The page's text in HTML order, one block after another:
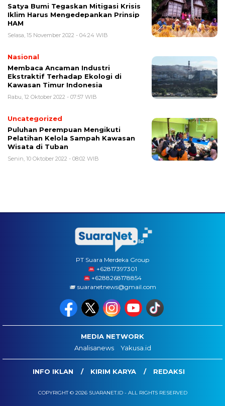
Satya Bumi Tegaskan Mitigasi Krisis
Iklim Harus Mengedepankan Prinsip
HAM
Selasa, 15 November 2022 - 04:24 WIB
Nasional
Membaca Ancaman Industri
Ekstraktif Terhadap Ekologi di
Kawasan Timur Indonesia
Rabu, 12 Oktober 2022 - 07:57 WIB
Uncategorized
Puluhan Perempuan Mengikuti
Pelatihan Kelola Sampah Kawasan
Wisata di Tuban
Senin, 10 Oktober 2022 - 08:02 WIB
PT Suara Merdeka Group
‪+62817397301
+6288268178854
suaranetnews@gmail.com
MEDIA NETWORK
Analisanews
Yakusa.id
INFO IKLAN KIRIM KARYA REDAKSI
COPYRIGHT © 2026 SUARANET.ID - ALL RIGHTS RESERVED